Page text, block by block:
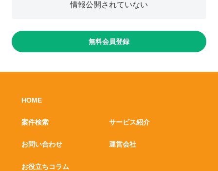
情報公開されていない
無料会員登録
HOME
案件検索 サービス紹介
運営会社
お問い合わせ
お役立ちコラム